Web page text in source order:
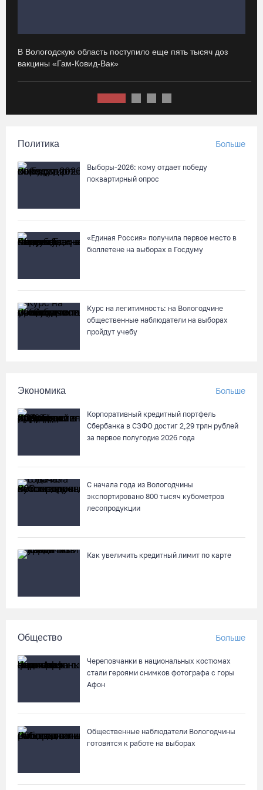
Под Харовском пьяный водитель «Тойоты» слетел с трассы в
кювет и опрокинулся
07.08.26 / 15:23
Вологодчина экспортировала в страны ЕС 4,2 тысячи тонн
07.08.26 / 15:08
Бизнес Северо-Запада столкнулся с более чем 1,5 тысячи
07.08.26 / 14:58
75-летний бегун из Великого Устюга стал чемпионом России
Завершен первый этап благоустройства прибрежной зоны
Шекснинского водохранилища
изъятого превысила 527 г
В Кириллове впервые пройдет фестиваль «Рэп на Руси» в
07.08.26 / 13:40
В Череповце госпитализировали пострадавшего в ДТП
мотоциклиста и его пассажира
07.08.26 / 13:36
Речные трамвайчики будут бесплатно катать вологжан и
гостей города 8 и 9 августа
07.08.26 / 12:49
07.08.26 / 12:32
Вытегорском округе
В Вологодскую область поступило еще пять тысяч доз
вакцины «Гам-Ковид-Вак»
Политика Больше
Выборы-2026: кому отдает победу
поквартирный опрос
«Единая Россия» получила первое место в
бюллетене на выборах в Госдуму
Курс на легитимность: на Вологодчине
общественные наблюдатели на выборах
пройдут учебу
Экономика Больше
Корпоративный кредитный портфель
Сбербанка в СЗФО достиг 2,29 трлн рублей
за первое полугодие 2026 года
С начала года из Вологодчины
экспортировано 800 тысяч кубометров
лесопродукции
Как увеличить кредитный лимит по карте
Общество Больше
Череповчанки в национальных костюмах
стали героями снимков фотографа с горы
Афон
Общественные наблюдатели Вологодчины
готовятся к работе на выборах